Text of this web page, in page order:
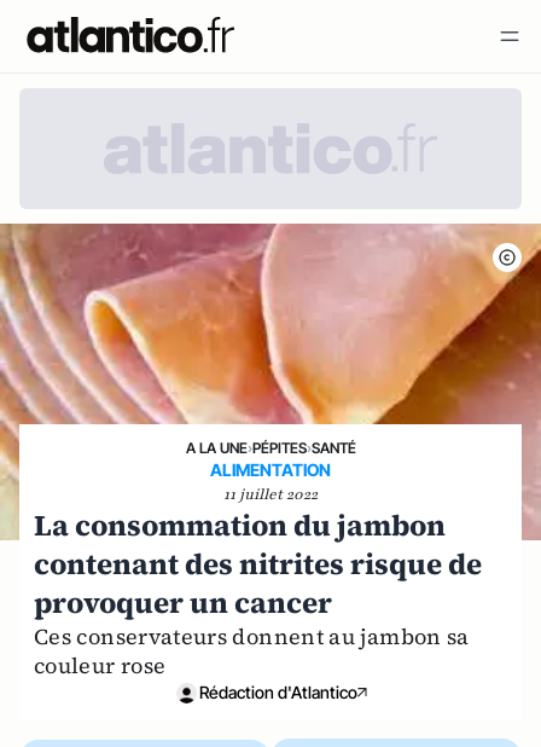
A LA UNE›PÉPITES›SANTÉ
ALIMENTATION
11 juillet 2022
La consommation du jambon
contenant des nitrites risque de
provoquer un cancer
Ces conservateurs donnent au jambon sa
couleur rose
Rédaction d'Atlantico